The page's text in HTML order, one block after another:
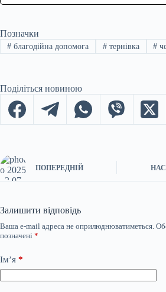
Позначки
#благодійна допомога #тернівка #
Поділіться новиною
ПОПЕРЕДНІЙ
Залишити відповідь
Ваша e-mail адреса не оприлюднюватиметься.
позначені *
Ім’я *